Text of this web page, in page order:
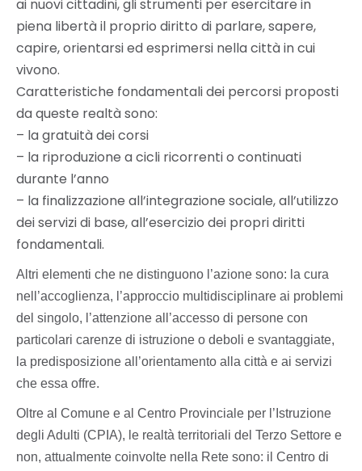
ai nuovi cittadini, gli strumenti per esercitare in
piena libertà il proprio diritto di parlare, sapere,
capire, orientarsi ed esprimersi nella città in cui
vivono.
Caratteristiche fondamentali dei percorsi proposti
da queste realtà sono:
– la gratuità dei corsi
– la riproduzione a cicli ricorrenti o continuati
durante l’anno
– la finalizzazione all’integrazione sociale, all’utilizzo
dei servizi di base, all’esercizio dei propri diritti
fondamentali.
Altri elementi che ne distinguono l’azione sono: la cura
nell’accoglienza, l’approccio multidisciplinare ai problemi
del singolo, l’attenzione all’accesso di persone con
particolari carenze di istruzione o deboli e svantaggiate,
la predisposizione all’orientamento alla città e ai servizi
che essa offre.
Oltre al Comune e al Centro Provinciale per l’Istruzione
degli Adulti (CPIA), le realtà territoriali del Terzo Settore e
non, attualmente coinvolte nella Rete sono: il Centro di